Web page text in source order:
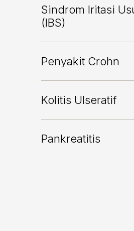
Sindrom Iritasi
(IBS)
Penyakit Crohn
Kolitis Ulseratif
Pankreatitis